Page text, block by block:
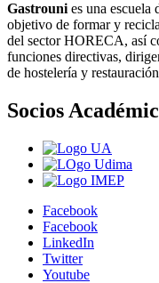
Gastrouni es una escuela
objetivo de formar y
del sector HORECA, así
funciones directivas,
de hostelería y
Socios
Facebook
Facebook
LinkedIn
Twitter
Youtube